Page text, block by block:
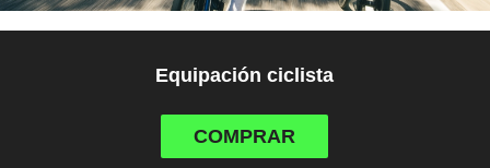
Equipación ciclista
COMPRAR